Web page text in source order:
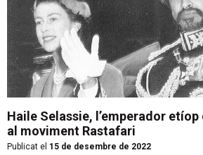
Haile Selassie, l’emperador
al moviment Rastafari
Publicat el 15 de desembre de 2022